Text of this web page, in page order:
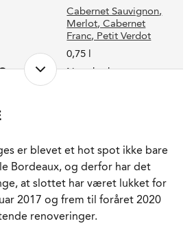
Cabernet Sauvignon,
Merlot, Cabernet
Franc, Petit Verdot
0,75 l
Naturkork
15-20 år fra høståret.
15 - 17°C
Trækasse OWC 6 fl.
Ja
222886
er blevet et hot spot ikke bare
Bordeaux, og derfor har det
at slottet har været lukket for
2017 og frem til foråret 2020
renoveringer.